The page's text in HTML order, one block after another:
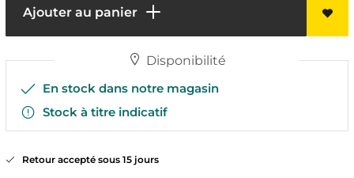
Ajouter au panier
Disponibilité
En stock dans notre magasin
Stock à titre indicatif
Retour accepté sous 15 jours